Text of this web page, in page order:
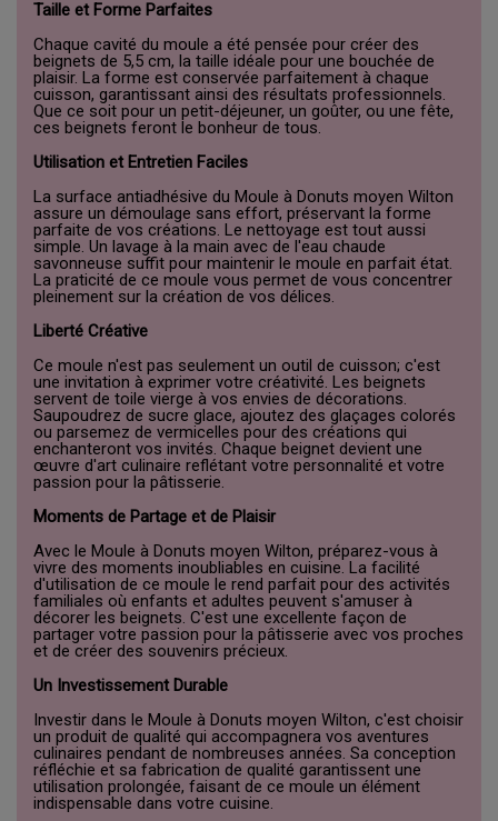
Taille et Forme Parfaites
Chaque cavité du moule a été pensée pour créer des
beignets de 5,5 cm, la taille idéale pour une bouchée de
plaisir. La forme est conservée parfaitement à chaque
cuisson, garantissant ainsi des résultats professionnels.
Que ce soit pour un petit-déjeuner, un goûter, ou une fête,
ces beignets feront le bonheur de tous.
Utilisation et Entretien Faciles
La surface antiadhésive du Moule à Donuts moyen Wilton
assure un démoulage sans effort, préservant la forme
parfaite de vos créations. Le nettoyage est tout aussi
simple. Un lavage à la main avec de l'eau chaude
savonneuse suffit pour maintenir le moule en parfait état.
La praticité de ce moule vous permet de vous concentrer
pleinement sur la création de vos délices.
Liberté Créative
Ce moule n'est pas seulement un outil de cuisson; c'est
une invitation à exprimer votre créativité. Les beignets
servent de toile vierge à vos envies de décorations.
Saupoudrez de sucre glace, ajoutez des glaçages colorés
ou parsemez de vermicelles pour des créations qui
enchanteront vos invités. Chaque beignet devient une
œuvre d'art culinaire reflétant votre personnalité et votre
passion pour la pâtisserie.
Moments de Partage et de Plaisir
Avec le Moule à Donuts moyen Wilton, préparez-vous à
vivre des moments inoubliables en cuisine. La facilité
d'utilisation de ce moule le rend parfait pour des activités
familiales où enfants et adultes peuvent s'amuser à
décorer les beignets. C'est une excellente façon de
partager votre passion pour la pâtisserie avec vos proches
et de créer des souvenirs précieux.
Un Investissement Durable
Investir dans le Moule à Donuts moyen Wilton, c'est choisir
un produit de qualité qui accompagnera vos aventures
culinaires pendant de nombreuses années. Sa conception
réfléchie et sa fabrication de qualité garantissent une
utilisation prolongée, faisant de ce moule un élément
indispensable dans votre cuisine.